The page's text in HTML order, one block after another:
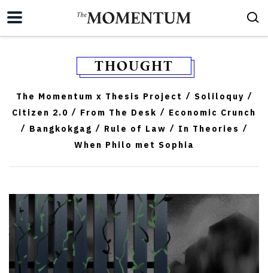
THOUGHT
The Momentum x Thesis Project / Soliloquy /
Citizen 2.0 / From The Desk / Economic Crunch
/ Bangkokgag / Rule of Law / In Theories /
When Philo met Sophia